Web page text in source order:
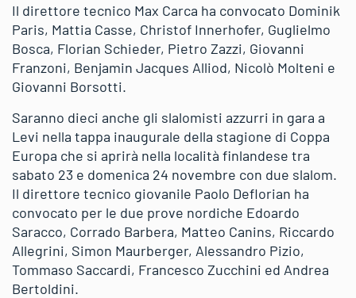
Il direttore tecnico Max Carca ha convocato Dominik
Paris, Mattia Casse, Christof Innerhofer, Guglielmo
Bosca, Florian Schieder, Pietro Zazzi, Giovanni
Franzoni, Benjamin Jacques Alliod, Nicolò Molteni e
Giovanni Borsotti.
Saranno dieci anche gli slalomisti azzurri in gara a
Levi nella tappa inaugurale della stagione di Coppa
Europa che si aprirà nella località finlandese tra
sabato 23 e domenica 24 novembre con due slalom.
Il direttore tecnico giovanile Paolo Deflorian ha
convocato per le due prove nordiche Edoardo
Saracco, Corrado Barbera, Matteo Canins, Riccardo
Allegrini, Simon Maurberger, Alessandro Pizio,
Tommaso Saccardi, Francesco Zucchini ed Andrea
Bertoldini.